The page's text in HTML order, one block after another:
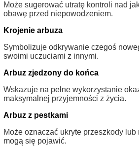
Może sugerować utratę kontroli nad
obawę przed niepowodzeniem.
Krojenie arbuza
Symbolizuje odkrywanie czegoś
swoimi uczuciami z innymi.
Arbuz zjedzony do końca
Wskazuje na pełne wykorzystanie
maksymalnej przyjemności z życia.
Arbuz z pestkami
Może oznaczać ukryte przeszkody lub
mogą się pojawić.